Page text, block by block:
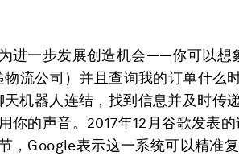
进一步发展创造机会——你可以想
流公司）并且查询我的订单什么
机器人连结，找到信息并及时传
你的声音。2017年12月谷歌发表
，Google表示这一系统可以精准